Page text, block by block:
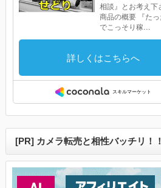
[PR] カメラ転売と相性バッチリ！！